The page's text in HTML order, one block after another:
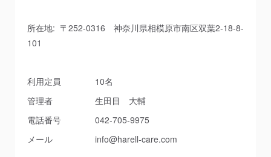
所在地: 〒252-0316 神奈川県相模原市南区双葉2-18-8-
101
利用定員 10名
管理者 生田目 大輔
電話番号 042-705-9975
メール info@harell-care.com